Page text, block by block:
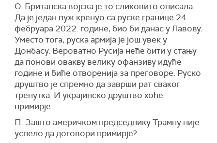
О: Британска војска је то сликовито описала.
Да је један пуж кренуо са руске границе 24.
фебруара 2022. године, био би данас у Лавову.
Уместо тога, руска армија је још увек у
Донбасу. Вероватно Русија неће бити у стању
да понови овакву велику офанзиву идуће
године и биће отворенија за преговоре. Руско
друштво је спремно да заврши рат сваког
тренутка. И украјинско друштво хоће
примирје.
П: Зашто америчком председнику Трампу није
успело да договори примирје?